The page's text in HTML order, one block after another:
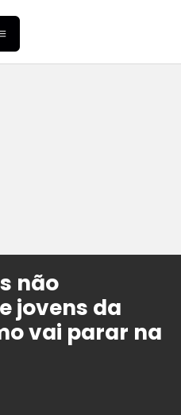
não
jovens da
vai parar na